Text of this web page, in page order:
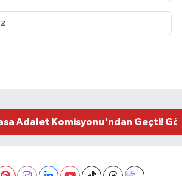
İşçi Adana'daki Tünel
Adalet Komisyonu'ndan Geçti!
Okul Saldırısı TBMM
Pusula Maraş Eğitim